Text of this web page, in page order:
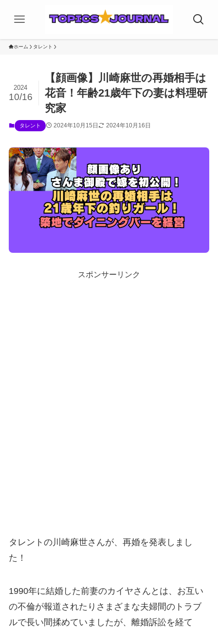
ホーム タレント
【顔画像】川崎麻世の再婚相手は
花音！年齢21歳年下の妻は料理研
究家
2024
10/16
タレント 2024年10月15日 2024年10月16日
スポンサーリンク
タレントの川崎麻世さんが、再婚を発表しまし
た！
1990年に結婚した前妻のカイヤさんとは、お互い
の不倫が報道されたりさまざまな夫婦間のトラブ
ルで長い間揉めていましたが、離婚訴訟を経て